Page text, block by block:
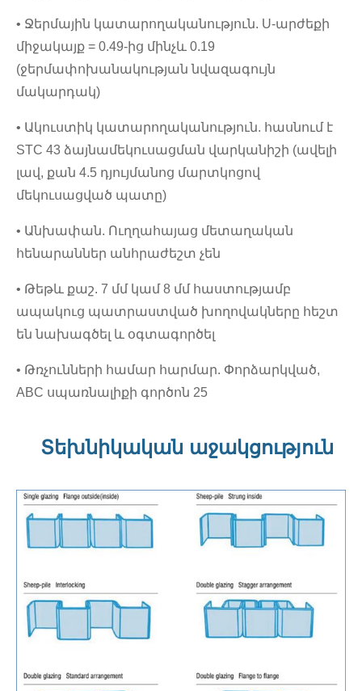
• Ջերմային կատարողականություն. U-արժեքի
միջակայք = 0.49-ից մինչև 0.19
(ջերմափոխանակության նվազագույն
մակարդակ)
• Ակուստիկ կատարողականություն. հասնում է
STC 43 ձայնամեկուսացման վարկանիշի (ավելի
լավ, քան 4.5 դյույմանոց մարտկոցով
մեկուսացված պատը)
• Անխափան. Ուղղահայաց մետաղական
հենարաններ անհրաժեշտ չեն
• Թեթև քաշ. 7 մմ կամ 8 մմ հաստությամբ
ապակուց պատրաստված խողովակները հեշտ
են նախագծել և օգտագործել
• Թռչունների համար հարմար. Փորձարկված,
ABC սպառնալիքի գործոն 25
Տեխնիկական աջակցություն